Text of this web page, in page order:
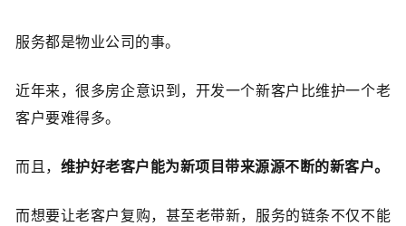
服务都是物业公司的事。
近年来，很多房企意识到，开发一个新客户比维护一个老
客户要难得多。
而且， 维护好老客户能为新项目带来源源不断的新客户。
而想要让老客户复购，甚至老带新，服务的链条不仅不能